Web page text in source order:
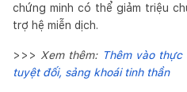
chứng minh có thể giảm triệu
trợ hệ miễn dịch.
>>> Xem thêm: Thêm vào
tuyệt đối, sảng khoái tinh thần